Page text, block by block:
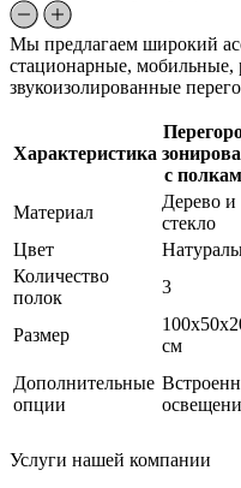
Мы предлагаем широкий
стационарные, мобильные,
звукоизолированные
Характеристика
с
Материал
Дерево и
стекло
Цвет
Количество
полок
3
Размер
см
Дополнительные
опции
Услуги нашей компании